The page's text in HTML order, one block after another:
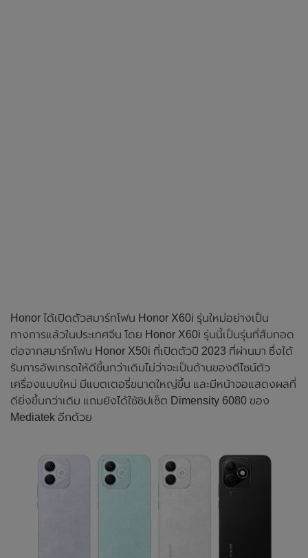
Honor ได้เปิดตัวสมาร์ทโฟน Honor X60i รุ่นใหม่อย่างเป็น
ทางการแล้วในประเทศจีน โดย Honor X60i รุ่นนี้เป็นรุ่นที่สืบทอด
ต่อจากสมาร์ทโฟน Honor X50i ที่เปิดตัวปี 2023 ที่ผ่านมา ซึ่งได้
รับการอัพเกรดให้ดีขึ้นกว่าเดิมไม่ว่าจะเป็นด้านของดีไซน์ตัว
เครื่องแบบใหม่ มีแบตเตอรี่ขนาดใหญ่ขึ้น และมีหน้าจอแสดงผลที่
ดียิ่งขึ้นกว่าเดิม แถมยังได้ใช้ชิปเซ็ต Dimensity 6080 ของ
Mediatek อีกด้วย